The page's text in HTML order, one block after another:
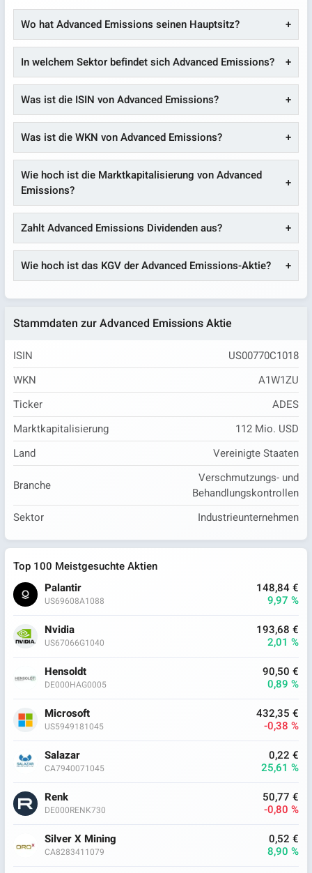
Wo hat Advanced Emissions seinen Hauptsitz?
In welchem Sektor befindet sich Advanced Emissions?
Was ist die ISIN von Advanced Emissions?
Was ist die WKN von Advanced Emissions?
Wie hoch ist die Marktkapitalisierung von Advanced
Emissions?
Zahlt Advanced Emissions Dividenden aus?
Wie hoch ist das KGV der Advanced Emissions-Aktie?
Stammdaten zur Advanced Emissions Aktie
ISIN
US00770C1018
WKN
A1W1ZU
Ticker
ADES
Marktkapitalisierung
112 Mio. USD
Land
Vereinigte Staaten
Branche
Verschmutzungs- und
Behandlungskontrollen
Sektor
Industrieunternehmen
Top 100 Meistgesuchte Aktien
Palantir
US69608A1088
148,84 €
9,97 %
Nvidia
US67066G1040
193,68 €
2,01 %
Hensoldt
DE000HAG0005
90,50 €
0,89 %
Microsoft
US5949181045
432,35 €
-0,38 %
Salazar
CA7940071045
0,22 €
25,61 %
Renk
DE000RENK730
50,77 €
-0,80 %
Silver X Mining
CA8283411079
0,52 €
8,90 %